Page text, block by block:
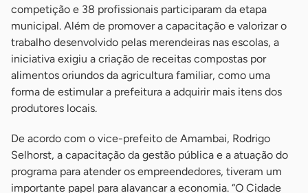
competição e 38 profissionais participaram da etapa
municipal. Além de promover a capacitação e valorizar o
trabalho desenvolvido pelas merendeiras nas escolas, a
iniciativa exigiu a criação de receitas compostas por
alimentos oriundos da agricultura familiar, como uma
forma de estimular a prefeitura a adquirir mais itens dos
produtores locais.
De acordo com o vice-prefeito de Amambai, Rodrigo
Selhorst, a capacitação da gestão pública e a atuação do
programa para atender os empreendedores, tiveram um
importante papel para alavancar a economia. “O Cidade